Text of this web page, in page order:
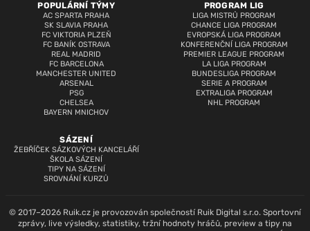
POPULÁRNÍ TÝMY
AC SPARTA PRAHA
SK SLAVIA PRAHA
FC VIKTORIA PLZEŇ
FC BANÍK OSTRAVA
REAL MADRID
FC BARCELONA
MANCHESTER UNITED
ARSENAL
PSG
CHELSEA
BAYERN MNICHOV
PROGRAM LIG
LIGA MISTRŮ PROGRAM
CHANCE LIGA PROGRAM
EVROPSKÁ LIGA PROGRAM
KONFERENČNÍ LIGA PROGRAM
PREMIER LEAGUE PROGRAM
LA LIGA PROGRAM
BUNDESLIGA PROGRAM
SERIE A PROGRAM
EXTRALIGA PROGRAM
NHL PROGRAM
SÁZENÍ
ŽEBŘÍČEK SÁZKOVÝCH KANCELÁŘÍ
ŠKOLA SÁZENÍ
TIPY NA SÁZENÍ
SROVNÁNÍ KURZŮ
© 2017–2026 Ruik.cz je provozován společností Ruik Digital s.r.o. Sportovní
zprávy, live výsledky, statistiky, tržní hodnoty hráčů, preview a tipy na